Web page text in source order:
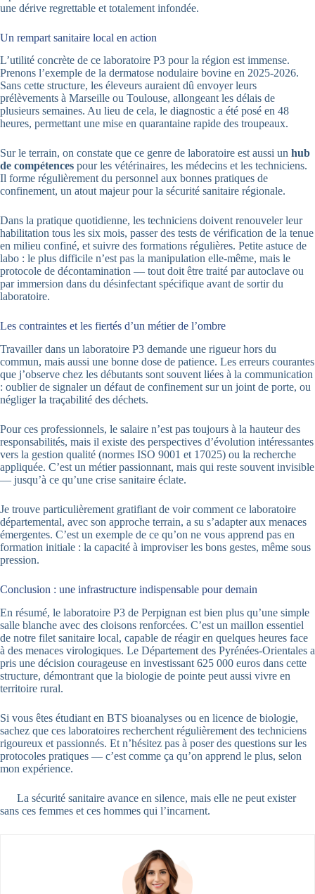
une dérive regrettable et totalement infondée.
Un rempart sanitaire local en action
L’utilité concrète de ce laboratoire P3 pour la région est immense.
Prenons l’exemple de la dermatose nodulaire bovine en 2025-2026.
Sans cette structure, les éleveurs auraient dû envoyer leurs
prélèvements à Marseille ou Toulouse, allongeant les délais de
plusieurs semaines. Au lieu de cela, le diagnostic a été posé en 48
heures, permettant une mise en quarantaine rapide des troupeaux.
Sur le terrain, on constate que ce genre de laboratoire est aussi un hub
de compétences pour les vétérinaires, les médecins et les techniciens.
Il forme régulièrement du personnel aux bonnes pratiques de
confinement, un atout majeur pour la sécurité sanitaire régionale.
Dans la pratique quotidienne, les techniciens doivent renouveler leur
habilitation tous les six mois, passer des tests de vérification de la tenue
en milieu confiné, et suivre des formations régulières. Petite astuce de
labo : le plus difficile n’est pas la manipulation elle-même, mais le
protocole de décontamination — tout doit être traité par autoclave ou
par immersion dans du désinfectant spécifique avant de sortir du
laboratoire.
Les contraintes et les fiertés d’un métier de l’ombre
Travailler dans un laboratoire P3 demande une rigueur hors du
commun, mais aussi une bonne dose de patience. Les erreurs courantes
que j’observe chez les débutants sont souvent liées à la communication
: oublier de signaler un défaut de confinement sur un joint de porte, ou
négliger la traçabilité des déchets.
Pour ces professionnels, le salaire n’est pas toujours à la hauteur des
responsabilités, mais il existe des perspectives d’évolution intéressantes
vers la gestion qualité (normes ISO 9001 et 17025) ou la recherche
appliquée. C’est un métier passionnant, mais qui reste souvent invisible
— jusqu’à ce qu’une crise sanitaire éclate.
Je trouve particulièrement gratifiant de voir comment ce laboratoire
départemental, avec son approche terrain, a su s’adapter aux menaces
émergentes. C’est un exemple de ce qu’on ne vous apprend pas en
formation initiale : la capacité à improviser les bons gestes, même sous
pression.
Conclusion : une infrastructure indispensable pour demain
En résumé, le laboratoire P3 de Perpignan est bien plus qu’une simple
salle blanche avec des cloisons renforcées. C’est un maillon essentiel
de notre filet sanitaire local, capable de réagir en quelques heures face
à des menaces virologiques. Le Département des Pyrénées-Orientales a
pris une décision courageuse en investissant 625 000 euros dans cette
structure, démontrant que la biologie de pointe peut aussi vivre en
territoire rural.
Si vous êtes étudiant en BTS bioanalyses ou en licence de biologie,
sachez que ces laboratoires recherchent régulièrement des techniciens
rigoureux et passionnés. Et n’hésitez pas à poser des questions sur les
protocoles pratiques — c’est comme ça qu’on apprend le plus, selon
mon expérience.
La sécurité sanitaire avance en silence, mais elle ne peut exister
sans ces femmes et ces hommes qui l’incarnent.